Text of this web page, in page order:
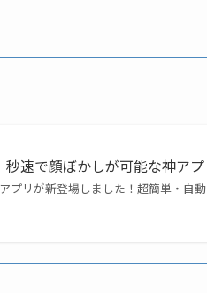
速で顔ぼかしが可能な神アプ
プリが新登場しました！超簡単・自